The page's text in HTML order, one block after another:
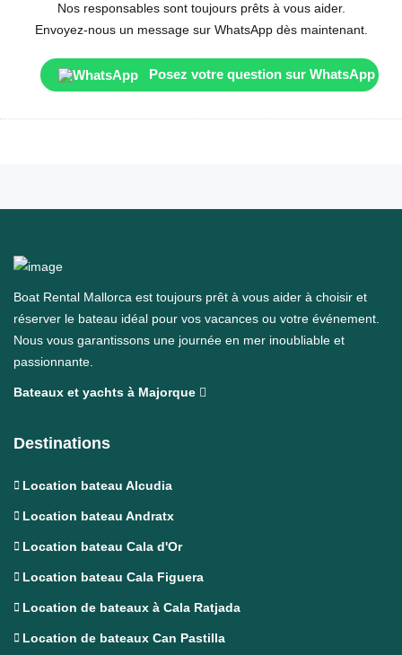
Nos responsables sont toujours prêts à vous aider.
Envoyez-nous un message sur WhatsApp dès maintenant.
Posez votre question sur WhatsApp
Boat Rental Mallorca est toujours prêt à vous aider à choisir et
réserver le bateau idéal pour vos vacances ou votre événement.
Nous vous garantissons une journée en mer inoubliable et
passionnante.
Bateaux et yachts à Majorque
Destinations
Location bateau Alcudia
Location bateau Andratx
Location bateau Cala d'Or
Location bateau Cala Figuera
Location de bateaux à Cala Ratjada
Location de bateaux Can Pastilla